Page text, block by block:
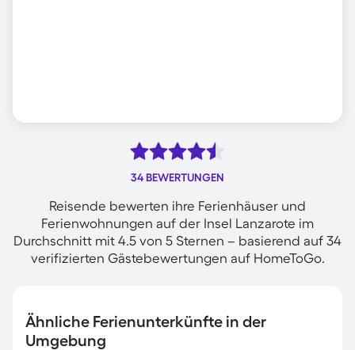
34 BEWERTUNGEN
Reisende bewerten ihre Ferienhäuser und
Ferienwohnungen auf der Insel Lanzarote im
Durchschnitt mit 4.5 von 5 Sternen – basierend auf 34
verifizierten Gästebewertungen auf HomeToGo.
Ähnliche Ferienunterkünfte in der
Umgebung